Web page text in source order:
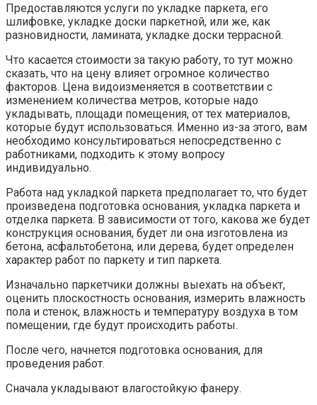
Предоставляются услуги по укладке паркета, его
шлифовке, укладке доски паркетной, или же, как
разновидности, ламината, укладке доски террасной.
Что касается стоимости за такую работу, то тут можно
сказать, что на цену влияет огромное количество
факторов. Цена видоизменяется в соответствии с
изменением количества метров, которые надо
укладывать, площади помещения, от тех материалов,
которые будут использоваться. Именно из-за этого, вам
необходимо консультироваться непосредственно с
работниками, подходить к этому вопросу
индивидуально.
Работа над укладкой паркета предполагает то, что будет
произведена подготовка основания, укладка паркета и
отделка паркета. В зависимости от того, какова же будет
конструкция основания, будет ли она изготовлена из
бетона, асфальтобетона, или дерева, будет определен
характер работ по паркету и тип паркета.
Изначально паркетчики должны выехать на объект,
оценить плоскостность основания, измерить влажность
пола и стенок, влажность и температуру воздуха в том
помещении, где будут происходить работы.
После чего, начнется подготовка основания, для
проведения работ.
Сначала укладывают влагостойкую фанеру.